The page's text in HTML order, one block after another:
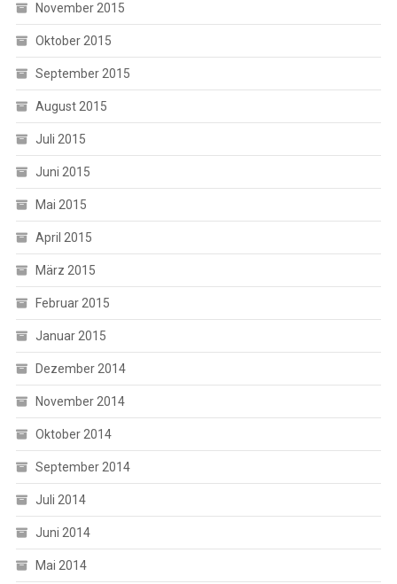
November 2015
Oktober 2015
September 2015
August 2015
Juli 2015
Juni 2015
Mai 2015
April 2015
März 2015
Februar 2015
Januar 2015
Dezember 2014
November 2014
Oktober 2014
September 2014
Juli 2014
Juni 2014
Mai 2014